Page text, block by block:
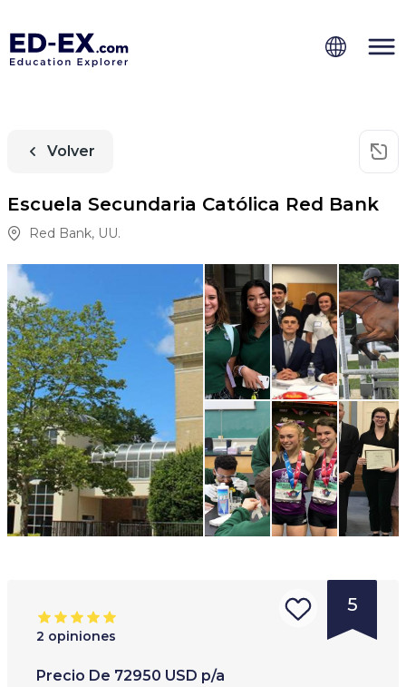
Volver
Escuela Secundaria Católica Red Bank
Red Bank, UU.
5
2 opiniones
Precio De 72950 USD p/a
Tipo de
Rango de edades